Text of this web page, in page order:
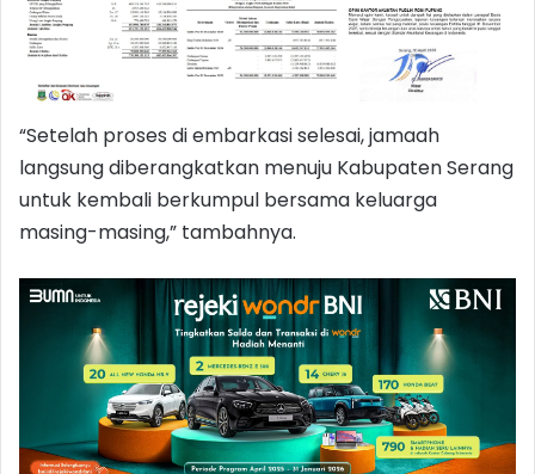
“Setelah proses di embarkasi selesai, jamaah
langsung diberangkatkan menuju Kabupaten Serang
untuk kembali berkumpul bersama keluarga
masing-masing,” tambahnya.